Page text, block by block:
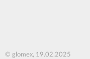
© glomex, 19.02.2025